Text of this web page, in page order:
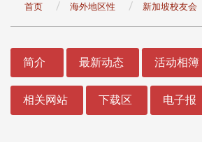
首页 海外地区性 新加坡校友会
简介 最新动态 活动相簿
相关网站 下载区 电子报